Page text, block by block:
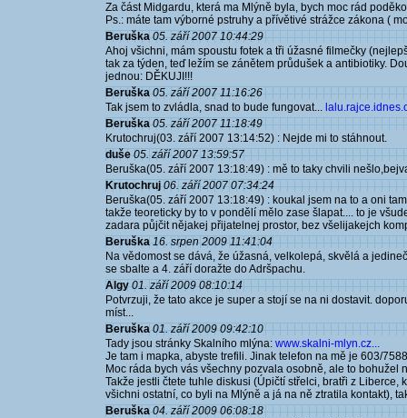
Za část Midgardu, která ma Mlýně byla, bych moc rád
Ps.: máte tam výborné pstruhy a přívětivé strážce zákona (
Beruška 05. září 2007 10:44:29
Ahoj všichni, mám spoustu fotek a tři úžasné filmečky
tak za týden, teď ležím se zánětem průdušek a antibiotiky.
jednou: DĚKUJI!!!
Beruška 05. září 2007 11:16:26
Tak jsem to zvládla, snad to bude fungovat...
Beruška 05. září 2007 11:18:49
Krutochruj(03. září 2007 13:14:52) : Nejde mi to stáhnout.
duše 05. září 2007 13:59:57
Beruška(05. září 2007 13:18:49) : mě to taky chvili
Krutochruj 06. září 2007 07:34:24
Beruška(05. září 2007 13:18:49) : koukal jsem na to a oni
takže teoreticky by to v pondělí mělo zase šlapat.... to je
zadara půjčit nějakej přijatelnej prostor, bez všelijakejch
Beruška 16. srpen 2009 11:41:04
Na vědomost se dává, že úžasná, velkolepá, skvělá a
se sbalte a 4. září doražte do Adršpachu.
Algy 01. září 2009 08:10:14
Potvrzuji, že tato akce je super a stojí se na ni dostavit.
míst...
Beruška 01. září 2009 09:42:10
Tady jsou stránky Skalního mlýna: www.skalni-mlyn.cz...
Je tam i mapka, abyste trefili. Jinak telefon na mě je 603/
Moc ráda bych vás všechny pozvala osobně, ale to bohužel
Takže jestli čtete tuhle diskusi (Úpičtí střelci, bratři z
všichni ostatní, co byli na Mlýně a já na ně ztratila kontakt),
Beruška 04. září 2009 06:08:18